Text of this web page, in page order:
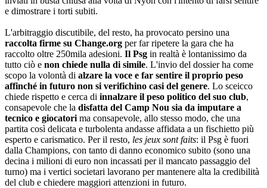
e dimostrare i torti subiti.
L'arbitraggio discutibile, del resto, ha provocato persino una
raccolta firme su Change.org per far ripetere la gara che ha
raccolto oltre 250mila adesioni. Il Psg in realtà è lontanissimo da
tutto ciò e non chiede nulla di simile. L'invio del dossier ha come
scopo la volontà di alzare la voce e far sentire il proprio peso
affinché in futuro non si verifichino casi del genere. Lo sceicco
chiede rispetto e cerca di innalzare il peso politico del suo club,
consapevole che la disfatta del Camp Nou sia da imputare a
tecnico e giocatori ma consapevole, allo stesso modo, che una
partita così delicata e turbolenta andasse affidata a un fischietto più
esperto e carismatico. Per il resto, les jeux sont faits: il Psg è fuori
dalla Champions, con tanto di danno economico subito (sono una
decina i milioni di euro non incassati per il mancato passaggio del
turno) ma i vertici societari lavorano per mantenere alta la credibilità
del club e chiedere maggiori attenzioni in futuro.